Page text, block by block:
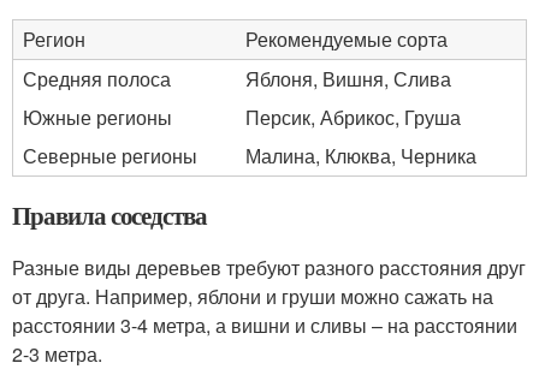
Регион
Рекомендуемые сорта
Средняя полоса
Яблоня, Вишня, Слива
Южные регионы
Персик, Абрикос, Груша
Северные регионы
Малина, Клюква, Черника
Правила соседства
Разные виды деревьев требуют разного расстояния друг
от друга. Например, яблони и груши можно сажать на
расстоянии 3-4 метра, а вишни и сливы – на расстоянии
2-3 метра.